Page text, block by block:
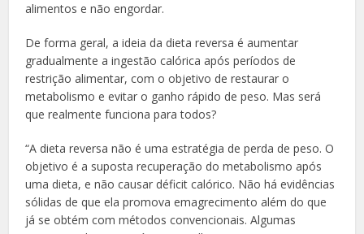
alimentos e não engordar.
De forma geral, a ideia da dieta reversa é aumentar
gradualmente a ingestão calórica após períodos de
restrição alimentar, com o objetivo de restaurar o
metabolismo e evitar o ganho rápido de peso. Mas será
que realmente funciona para todos?
“A dieta reversa não é uma estratégia de perda de peso. O
objetivo é a suposta recuperação do metabolismo após
uma dieta, e não causar déficit calórico. Não há evidências
sólidas de que ela promova emagrecimento além do que
já se obtém com métodos convencionais. Algumas